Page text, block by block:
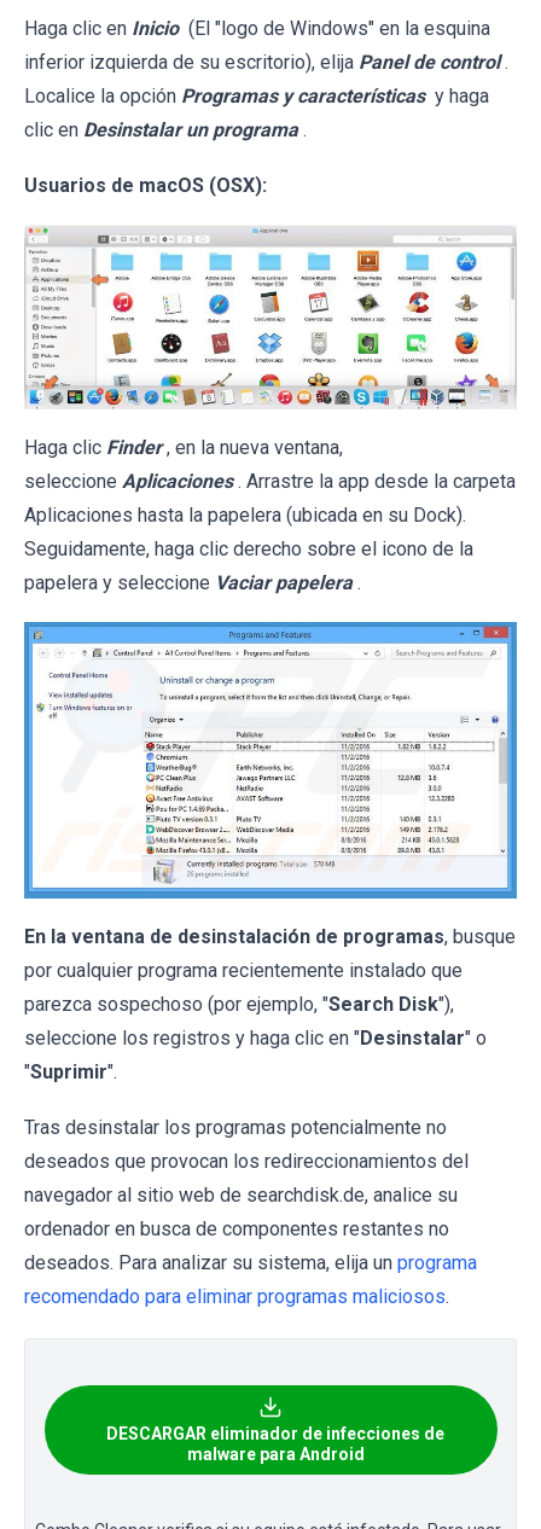
Haga clic en Inicio (El "logo de Windows" en la esquina
inferior izquierda de su escritorio), elija Panel de control .
Localice la opción Programas y características y haga
clic en Desinstalar un programa .
Usuarios de macOS (OSX):
Haga clic Finder , en la nueva ventana,
seleccione Aplicaciones . Arrastre la app desde la carpeta
Aplicaciones hasta la papelera (ubicada en su Dock).
Seguidamente, haga clic derecho sobre el icono de la
papelera y seleccione Vaciar papelera .
En la ventana de desinstalación de programas, busque
por cualquier programa recientemente instalado que
parezca sospechoso (por ejemplo, "Search Disk"),
seleccione los registros y haga clic en "Desinstalar" o
"Suprimir".
Tras desinstalar los programas potencialmente no
deseados que provocan los redireccionamientos del
navegador al sitio web de searchdisk.de, analice su
ordenador en busca de componentes restantes no
deseados. Para analizar su sistema, elija un programa
recomendado para eliminar programas maliciosos.
DESCARGAR eliminador de infecciones de
malware para Android